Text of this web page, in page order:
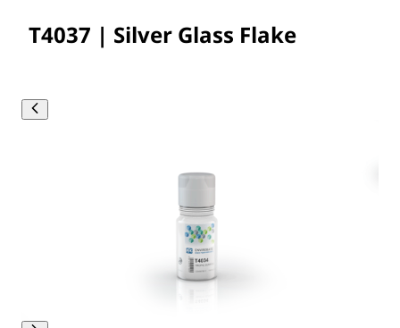
T4037 | Silver Glass Flake